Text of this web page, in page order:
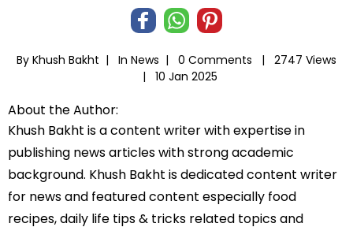
By Khush Bakht | In News | 0 Comments |
2747 Views
|
10 Jan 2025
About the Author:
Khush Bakht is a content writer with expertise in
publishing news articles with strong academic
background. Khush Bakht is dedicated content writer
for news and featured content especially food
recipes, daily life tips & tricks related topics and